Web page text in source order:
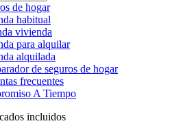
de hogar
habitual
vivienda
para alquilar
alquilada
de seguros de hogar
frecuentes
A Tiempo
incluidos